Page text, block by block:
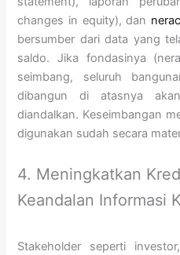
changes in equity), dan
bersumber dari data yang
saldo. Jika fondasinya
seimbang, seluruh
dibangun di atasnya
diandalkan. Keseimbangan
digunakan sudah secara
4. Meningkatkan
Keandalan Informasi
Stakeholder seperti